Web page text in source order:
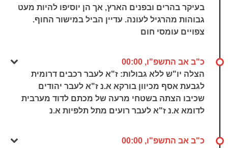
בעיקר בהרים ובפנים הארץ, אך הן יוסיפו להיות מעט
גבוהות מהרגיל לעונה. עדיין הביל במישור החוף.
צפויים עומסי חום
כ"ב אב התשפ"ו, 00:00
הצלה יו"ש ללא גבולות: ז"א לעבר רכבים דרומית
לגבעת אסף מכיוון בורקא א.נ ז"א לעבר יהודים
שכיבו הצתה בשטחי מרעה של מכתם לדוד מערבית
לדומא א.נ ז"א לעבר רועים מתל תלפיות א.נ
כ"ב אב התשפ"ו, 00:00